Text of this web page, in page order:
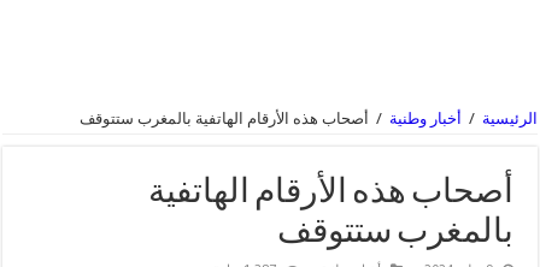
الرئيسية / أخبار وطنية / أصحاب هذه الأرقام الهاتفية بالمغرب ستتوقف
أصحاب هذه الأرقام الهاتفية
بالمغرب ستتوقف